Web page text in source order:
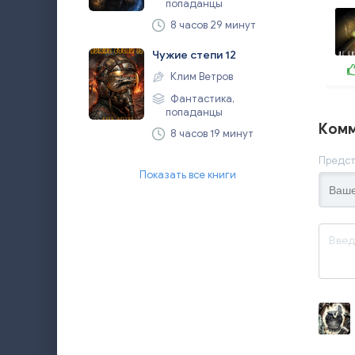
попаданцы
8 часов 29 минут
Чужие степи 12
Клим Ветров
Фантастика,
попаданцы
8 часов 19 минут
Показать все книги